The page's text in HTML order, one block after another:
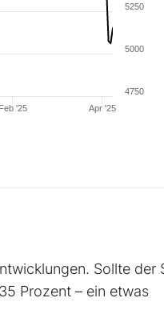
Feb '25 Apr '25
4750
5000
5250
Sollte der
Prozent – ein etwas